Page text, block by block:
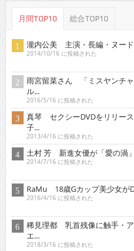
月間TOP10 総合TOP10
瀧内公美 主演・長編・ヌード
2014/10/16 に投稿された
雨宮留菜さん 「ミスヤンチ
ル...
2016/5/16 に投稿された
真琴 セクシーDVDをリリー
子...
2013/4/16 に投稿された
土村 芳 新進女優が「愛の渦
2014/7/16 に投稿された
RaMu 18歳Gカップ美少女が
2016/4/16 に投稿された
稀見理都 乳首残像に触手・
エ...
2018/3/16 に投稿された